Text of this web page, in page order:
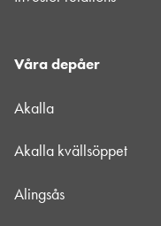
Våra depåer
Akalla
Akalla kvällsöppet
Alingsås